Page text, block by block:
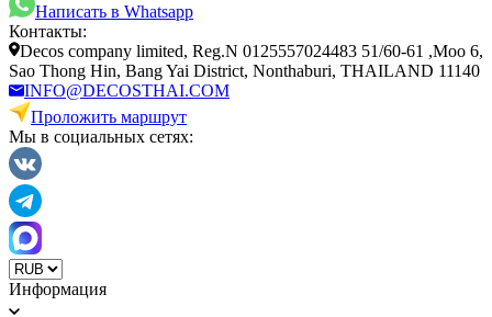
Написать в Whatsapp
Контакты:
Decos company limited, Reg.N 0125557024483 51/60-61 ,Moo 6,
Sao Thong Hin, Bang Yai District, Nonthaburi, THAILAND 11140
INFO@DECOSTHAI.COM
Проложить маршрут
Мы в социальных сетях:
Информация